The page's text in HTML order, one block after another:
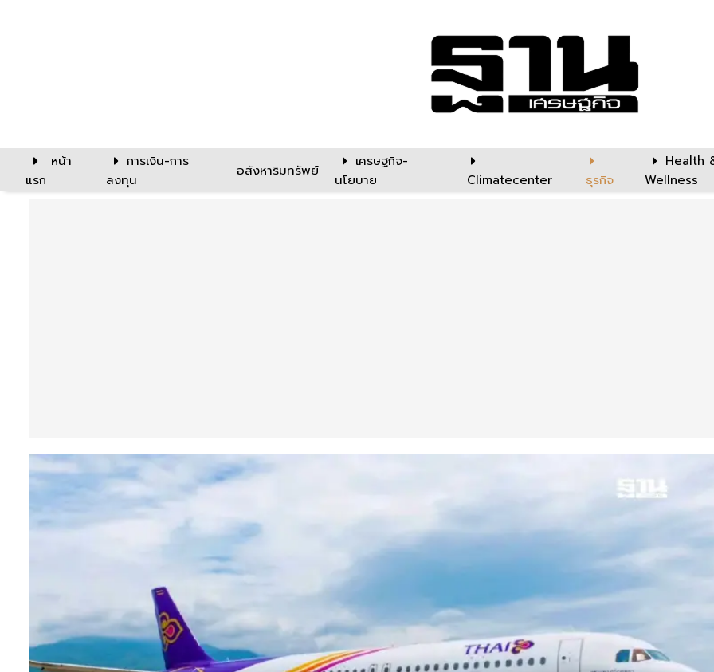
หน้า
แรก
การเงิน-การ
ลงทุน
อสังหาริมทรัพย์
เศรษฐกิจ-
นโยบาย
Climatecenter ธุรกิจ
Health
Wellness